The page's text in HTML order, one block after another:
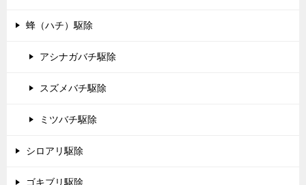
蜂（ハチ）駆除
アシナガバチ駆除
スズメバチ駆除
ミツバチ駆除
シロアリ駆除
ゴキブリ駆除